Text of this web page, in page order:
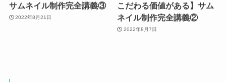
サムネイル制作完全講義③
2022年8月21日
こだわる価値がある】サム
ネイル制作完全講義②
2022年8月7日